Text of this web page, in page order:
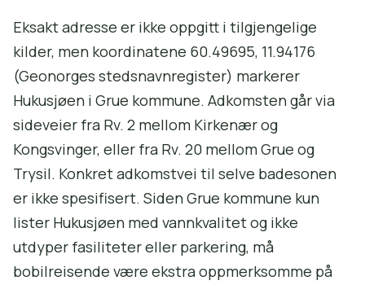
Eksakt adresse er ikke oppgitt i tilgjengelige
kilder, men koordinatene 60.49695, 11.94176
(Geonorges stedsnavnregister) markerer
Hukusjøen i Grue kommune. Adkomsten går via
sideveier fra Rv. 2 mellom Kirkenær og
Kongsvinger, eller fra Rv. 20 mellom Grue og
Trysil. Konkret adkomstvei til selve badesonen
er ikke spesifisert. Siden Grue kommune kun
lister Hukusjøen med vannkvalitet og ikke
utdyper fasiliteter eller parkering, må
bobilreisende være ekstra oppmerksomme på